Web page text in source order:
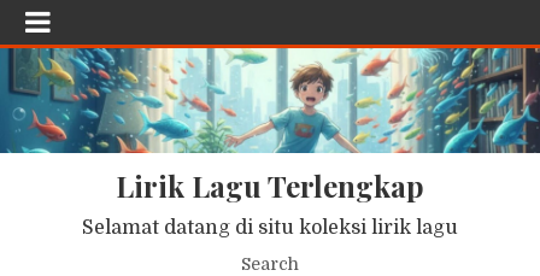
Lirik Lagu Terlengkap
Selamat datang di situ koleksi lirik lagu
Search